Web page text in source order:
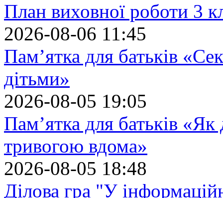
План виховної роботи 3
2026-08-06 11:45
Пам’ятка для батьків
дітьми»
2026-08-05 19:05
Пам’ятка для батьків
тривогою вдома»
2026-08-05 18:48
Ділова гра "У